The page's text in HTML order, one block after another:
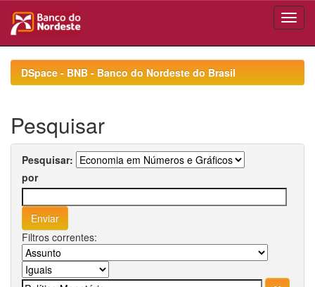
navigationDSpace - BNB - Banco do Nordeste do Brasil
Pesquisar
Pesquisar:
por
Filtros correntes: